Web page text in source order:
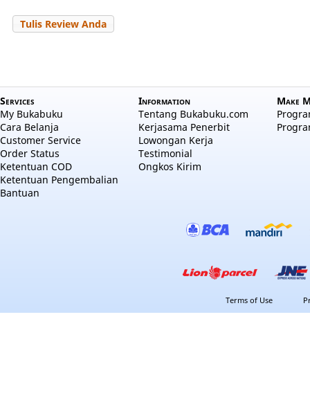
Tulis Review Anda
Services
My Bukabuku
Cara Belanja
Customer Service
Order Status
Ketentuan COD
Ketentuan Pengembalian
Bantuan
Information
Tentang Bukabuku.com
Kerjasama Penerbit
Lowongan Kerja
Testimonial
Ongkos Kirim
Make
Terms of Use